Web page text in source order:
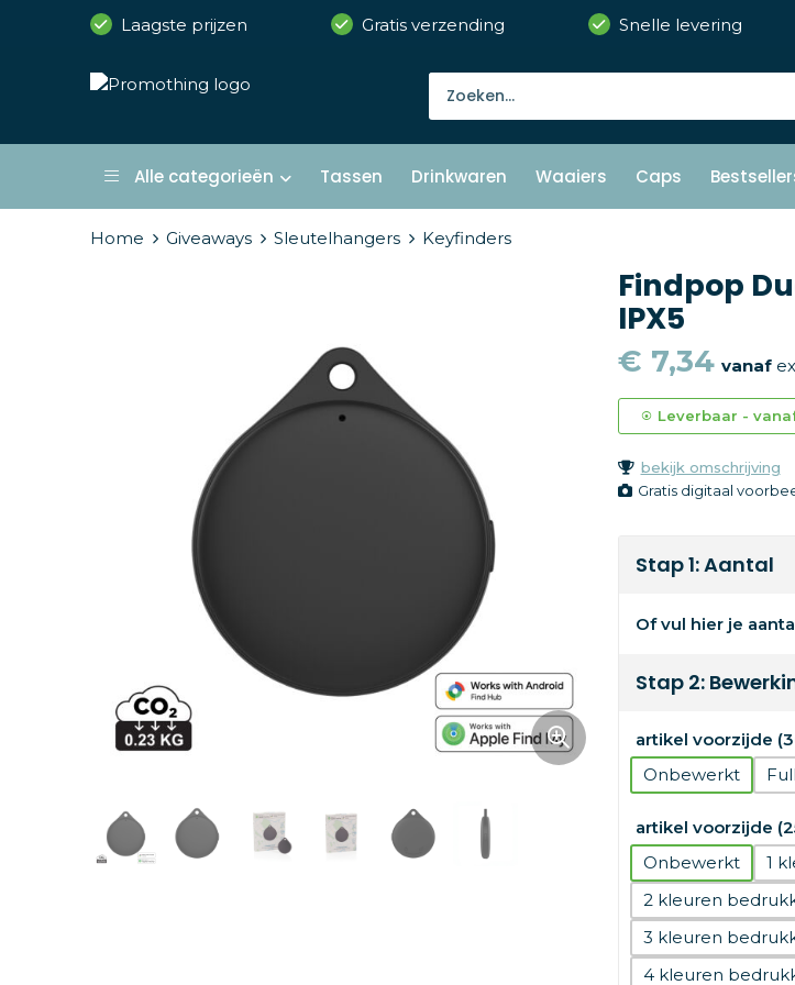
Laagste prijzen Gratis verzending Snelle levering
Alle categorieën Tassen Drinkwaren Waaiers Caps
Home Giveaways Sleutelhangers Keyfinders
Findpop
IPX5
€ 7,34 vanaf
Leverbaar -
bekijk omschrijving
Gratis digitaal
Stap 1: Aantal
Of vul hier je
Stap 2:
artikel voorzijde
Onbewerkt
artikel voorzijde
Onbewerkt
1
2
3
4